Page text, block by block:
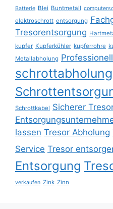
Batterie Blei Buntmetall
elektroschrott entsorgung
Tresorentsorgung
kupfer Kupferkühler kupferrohre
Metallabholung
schrottabholung
Schrottkabel Sicherer
lassen Tresor Abholung
Service Tresor
Entsorgung
verkaufen Zink Zinn